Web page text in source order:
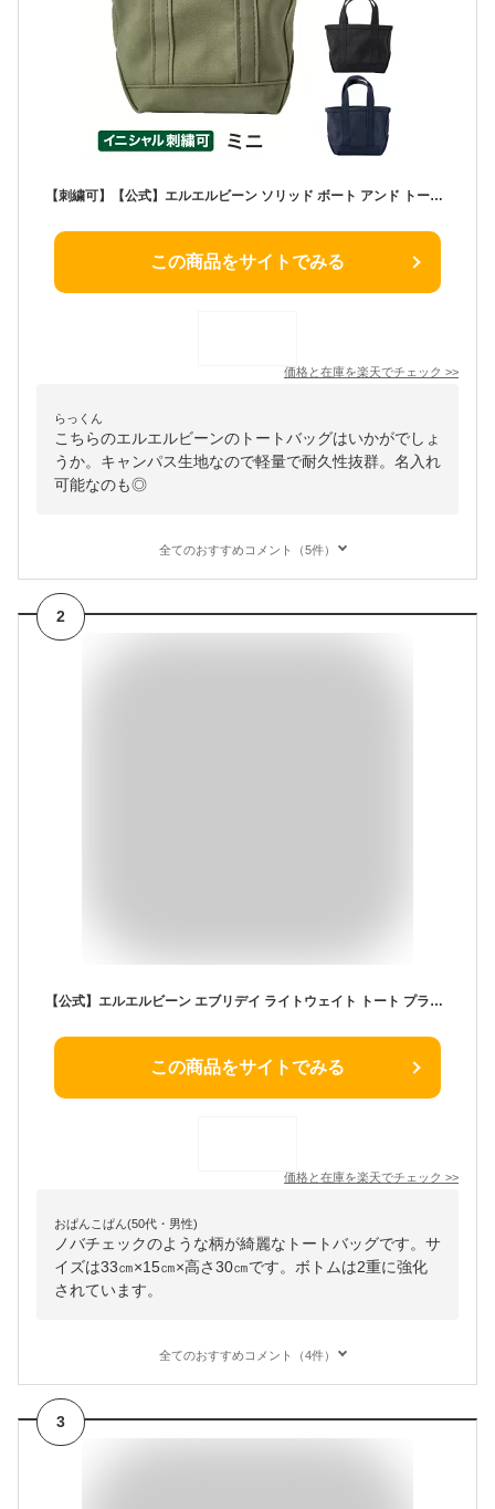
【刺繍可】【公式】エルエルビーン ソリッド ボート アンド トート ミニ | トートバッグ バッグ メンズ ウィメンズ レディース ユニセックス 男女兼用 アウトドア ブランド キャンバス 名入れ 刺繍 L.L.Bean LLBean llビーン llbeen ミニトート お弁当 ギフト 小さめ 布 通勤
この商品をサイトでみる
価格と在庫を楽天でチェック >>
らっくん
こちらのエルエルビーンのトートバッグはいかがでしょ
うか。キャンパス生地なので軽量で耐久性抜群。名入れ
可能なのも◎
全てのおすすめコメント（5件）
2
【公式】エルエルビーン エブリデイ ライトウェイト トート プラッド ミディアム | トートバッグ バッグ メンズ ウィメンズ レディース 男女兼用 アウトドア ブランド L.L.Bean LLBean llビーン ファスナー ファスナー付き ポリエステル チェック チェック柄 プリント
この商品をサイトでみる
価格と在庫を楽天でチェック >>
おぱんこぱん(50代・男性)
ノバチェックのような柄が綺麗なトートバッグです。サ
イズは33㎝×15㎝×高さ30㎝です。ボトムは2重に強化
されています。
全てのおすすめコメント（4件）
3